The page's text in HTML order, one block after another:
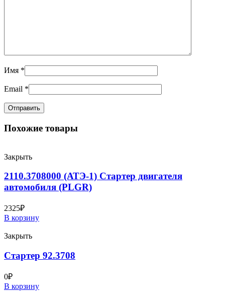
Имя *
Email *
Похожие товары
Закрыть
2110.3708000 (АТЭ-1) Стартер двигателя
автомобиля (PLGR)
2325₽
В корзину
Закрыть
Стартер 92.3708
0₽
В корзину